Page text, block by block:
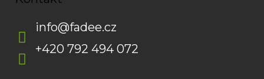
info@fadee.cz
+420 792 494 072